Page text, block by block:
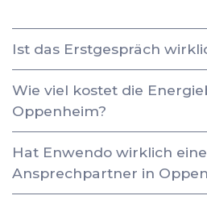
Ist das Erstgespräch
Wie viel kostet die
Oppenheim?
Hat Enwendo wirklich
Ansprechpartner in